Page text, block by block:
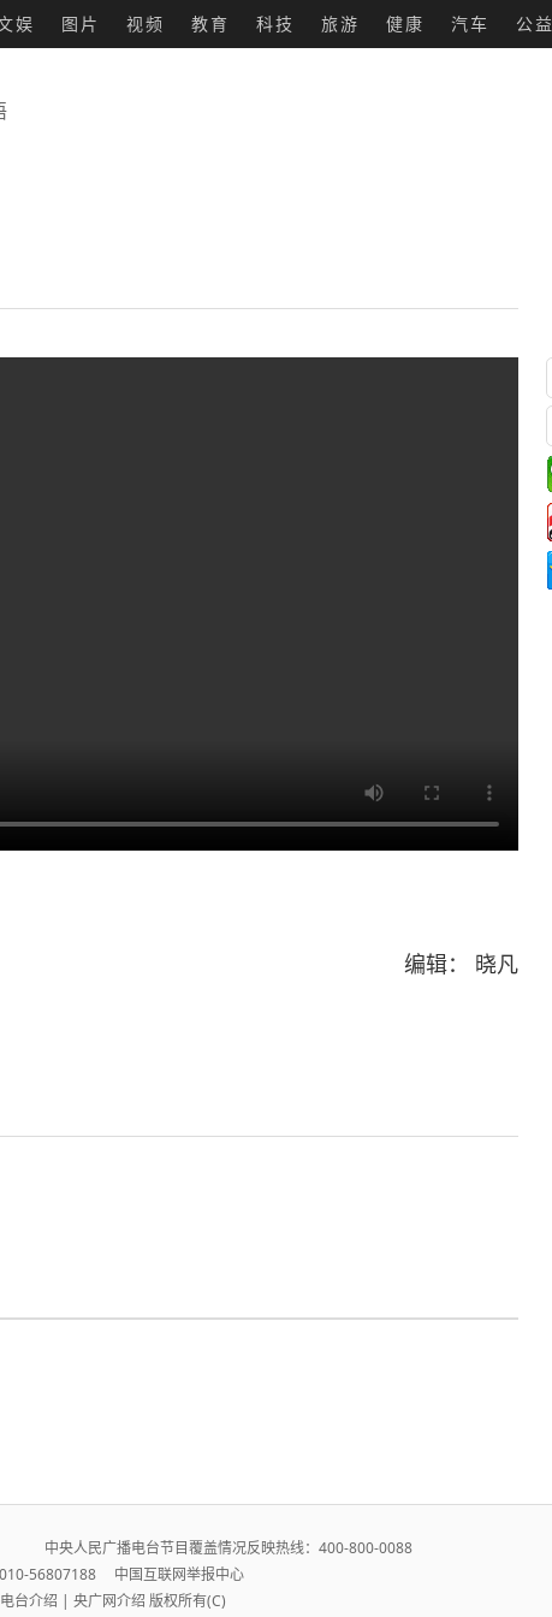
娱 图片 视频 教育 科技 旅游 健康 汽车 公益
编辑： 晓凡
人民广播电台节目覆盖情况反映热线：400-800-0088
010-56807188 中国互联网举报中心
台介绍 | 央广网介绍 版权所有(C)